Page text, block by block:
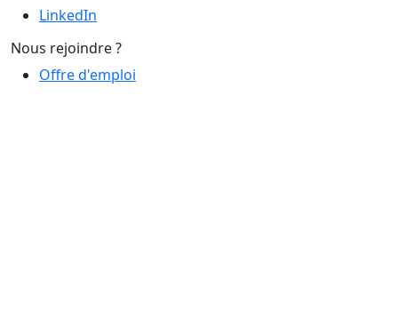
LinkedIn
Nous rejoindre ?
Offre d'emploi